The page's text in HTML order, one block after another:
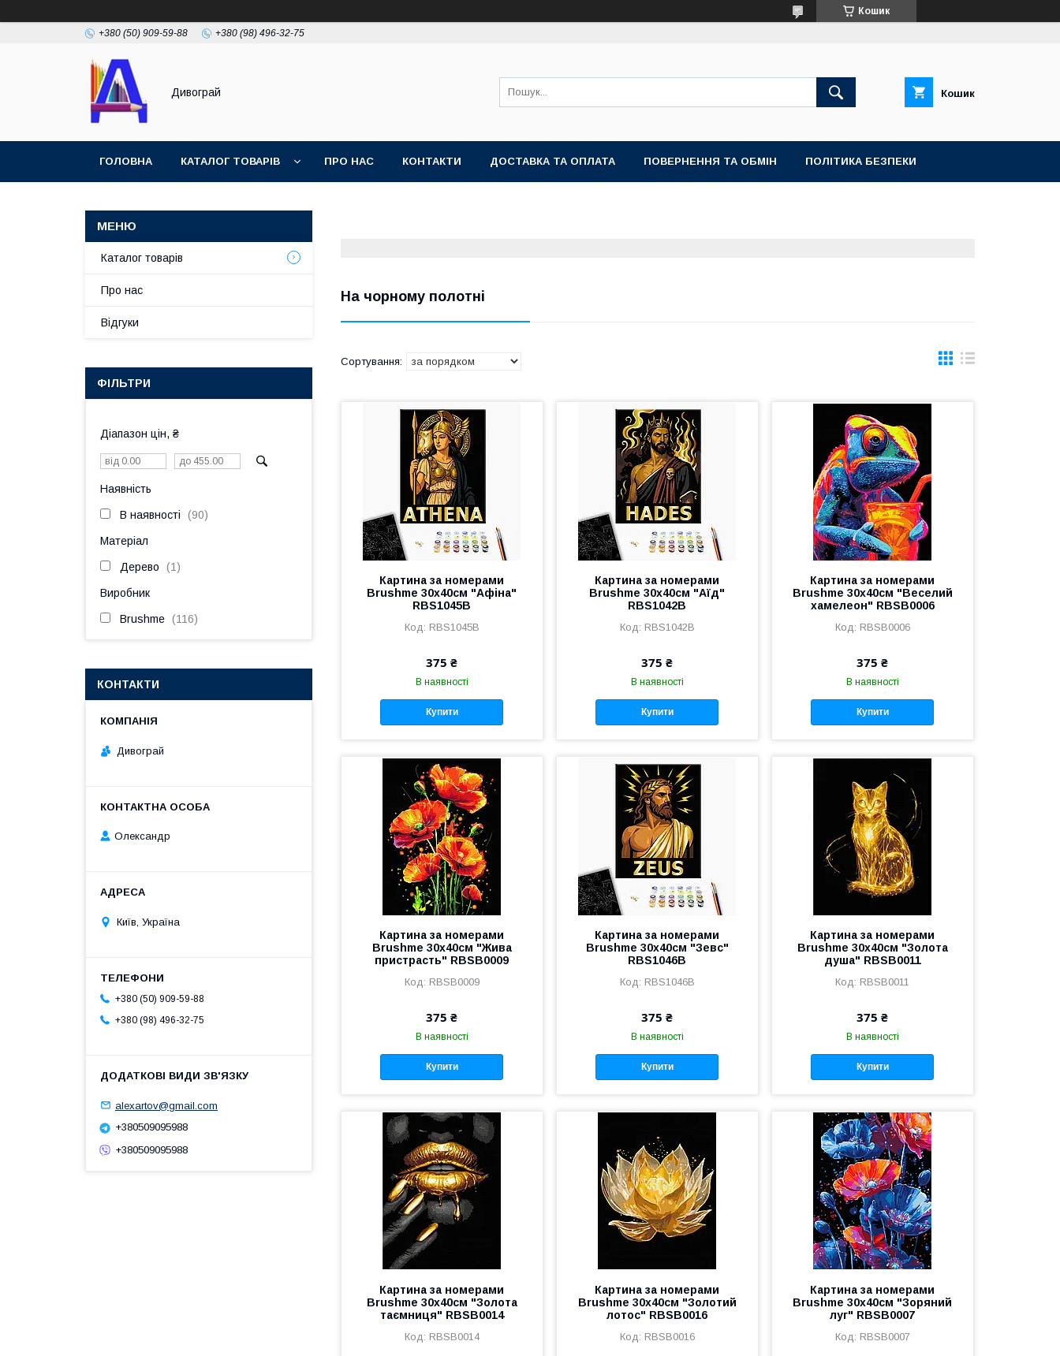
Кошик
+380 (50) 909-59-88 +380 (98) 496-32-75
Дивограй Кошик
ГОЛОВНА КАТАЛОГ ТОВАРІВ ПРО НАС КОНТАКТИ ДОСТАВКА ТА ОПЛАТА ПОВЕРНЕННЯ ТА ОБМІН ПОЛІТИКА БЕЗПЕКИ
На чорному полотні
Картина за номерами
Brushme 30x40см "Афіна"
RBS1045B
RBS1045B
375 ₴
В наявності
Купити
Картина за номерами
Brushme 30x40см "Аїд"
RBS1042B
RBS1042B
375 ₴
В наявності
Купити
Картина за номерами
Brushme 30x40см "Веселий
хамелеон" RBSB0006
RBSB0006
375 ₴
В наявності
Купити
Картина за номерами
Brushme 30x40см "Жива
пристрасть" RBSB0009
RBSB0009
375 ₴
В наявності
Купити
Картина за номерами
Brushme 30x40см "Зевс"
RBS1046B
RBS1046B
375 ₴
В наявності
Купити
Картина за номерами
Brushme 30x40см "Золота
душа" RBSB0011
RBSB0011
375 ₴
В наявності
Купити
Картина за номерами
Brushme 30x40см "Золота
таємниця" RBSB0014
RBSB0014
Картина за номерами
Brushme 30x40см "Золотий
лотос" RBSB0016
RBSB0016
Картина за номерами
Brushme 30x40см "Зоряний
луг" RBSB0007
RBSB0007
Каталог товарів
Про нас
Відгуки
ФІЛЬТРИ
Діапазон цін, ₴
Наявність
В наявності 90
Матеріал
Дерево 1
Виробник
Brushme 116
КОНТАКТИ
Дивограй
Олександр
Київ, Україна
+380 (50) 909-59-88
+380 (98) 496-32-75
alexartov@gmail.com
+380509095988
+380509095988